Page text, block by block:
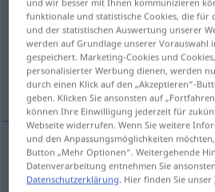
Übersicht aller
(Für mehr Details die Übersetzung
Bewegungsfähigkeit
Bewegungsfähigkeitf,-kraftf
funktionale und statistische Cookies, die für
und der statistischen Auswertung unserer
werden auf Grundlage unserer Vorauswahl
gespeichert. Marketing-Cookies und
personalisierter Werbung dienen, werden
durch einen Klick auf den „Akzeptieren“-
geben. Klicken Sie ansonsten auf
können Ihre Einwilligung jederzeit für
Webseite widerrufen. Wenn Sie weitere
und den Anpassungsmöglichkeiten
Button „Mehr Optionen“. Weitergehende
Datenverarbeitung entnehmen Sie
Datenschutzerklärung . Hier finden Sie unser